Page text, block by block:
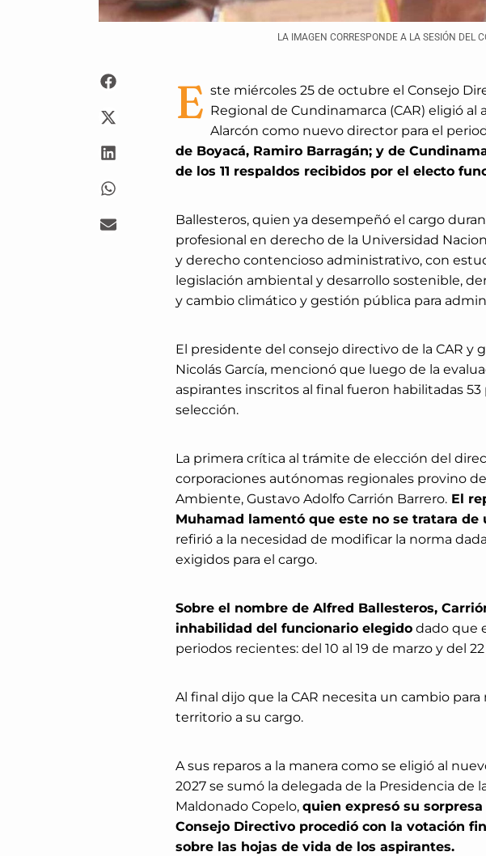
LA IMAGEN CORRESPONDE A LA SESIÓN DEL
E ste miércoles 25 de octubre el Consejo
Regional de Cundinamarca (CAR) eligió
Alarcón como nuevo director para el
de Boyacá, Ramiro Barragán; y de
de los 11 respaldos recibidos por el electo
Ballesteros, quien ya desempeñó el cargo
profesional en derecho de la Universidad
y derecho contencioso administrativo, con
legislación ambiental y desarrollo sostenible,
y cambio climático y gestión pública para
El presidente del consejo directivo de la CAR y
Nicolás García, mencionó que luego de la
aspirantes inscritos al final fueron habilitadas
selección.
La primera crítica al trámite de elección del
corporaciones autónomas regionales provino
Ambiente, Gustavo Adolfo Carrión Barrero.El
Muhamad lamentó que este no se tratara
refirió a la necesidad de modificar la norma
exigidos para el cargo.
Sobre el nombre de Alfred Ballesteros,
inhabilidad del funcionario elegidodado que
periodos recientes: del 10 al 19 de marzo y del
Al final dijo que la CAR necesita un cambio
territorio a su cargo.
A sus reparos a la manera como se eligió al
2027 se sumó la delegada de la Presidencia de
Maldonado Copelo, quien expresó su
Consejo Directivo procedió con la votación
sobre las hojas de vida de los aspirantes.